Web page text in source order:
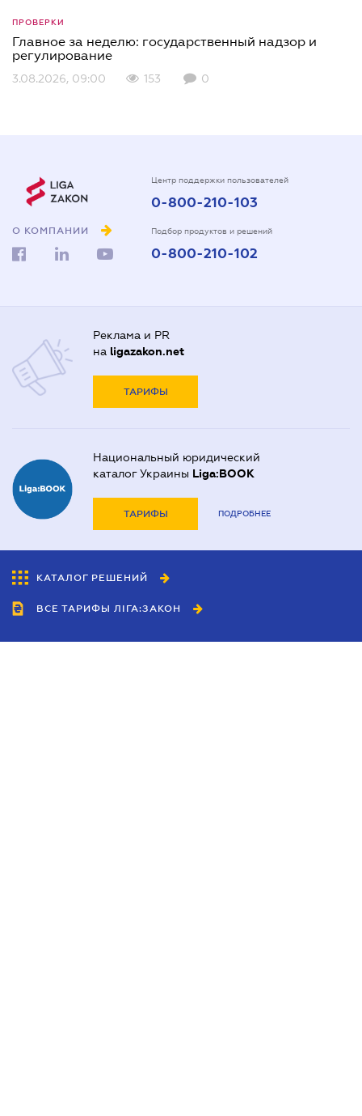
ПРОВЕРКИ
Главное за неделю: государственный надзор и
регулирование
3.08.2026, 09:00 153 0
О КОМПАНИИ
Центр поддержки пользователей
0-800-210-103
Подбор продуктов и решений
0-800-210-102
Реклама и PR
на ligazakon.net
ТАРИФЫ
Национальный юридический
каталог Украины Liga:BOOK
ТАРИФЫ ПОДРОБНЕЕ
КАТАЛОГ РЕШЕНИЙ
ВСЕ ТАРИФЫ ЛІГА:ЗАКОН